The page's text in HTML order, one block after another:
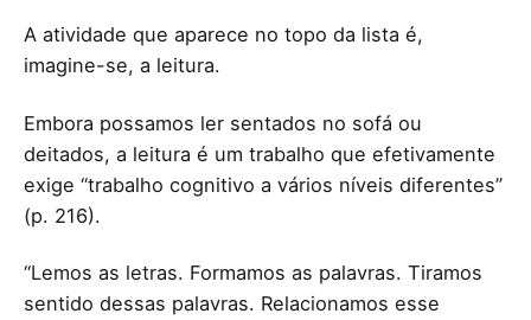
A atividade que aparece no topo da lista é,
imagine-se, a leitura.
Embora possamos ler sentados no sofá ou
deitados, a leitura é um trabalho que efetivamente
exige “trabalho cognitivo a vários níveis diferentes”
(p. 216).
“Lemos as letras. Formamos as palavras. Tiramos
sentido dessas palavras. Relacionamos esse